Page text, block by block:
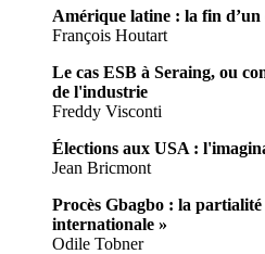
Amérique latine : la fin d’un
François Houtart
Le cas ESB à Seraing, ou
de l'industrie
Freddy Visconti
Élections aux USA :
Jean Bricmont
Procès Gbagbo : la
internationale »
Odile Tobner